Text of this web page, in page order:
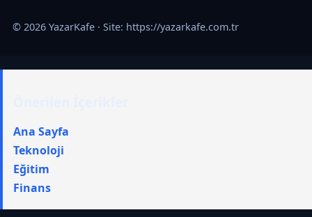
© 2026 YazarKafe · Site: https://yazarkafe.com.tr
Ana Sayfa
Teknoloji
Eğitim
Finans